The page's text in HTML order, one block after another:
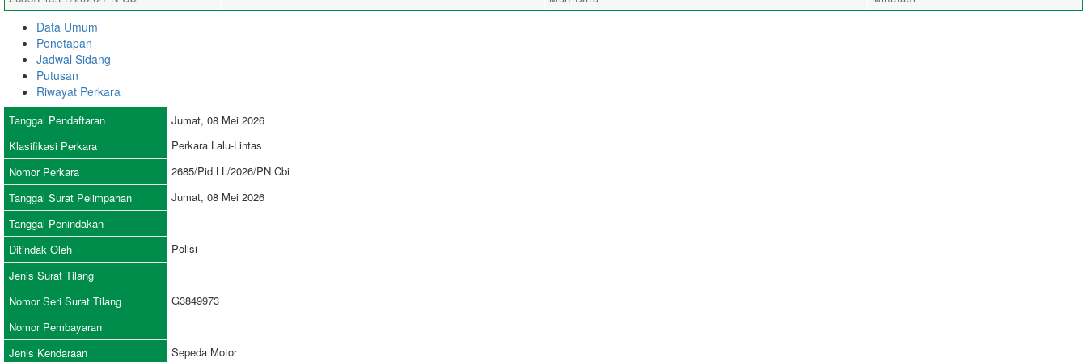
Data Umum
Penetapan
Jadwal Sidang
Putusan
Riwayat Perkara
Tanggal Pendaftaran
Jumat, 08 Mei 2026
Klasifikasi Perkara
Perkara Lalu-Lintas
Nomor Perkara
2685/Pid.LL/2026/PN Cbi
Tanggal Surat Pelimpahan
Jumat, 08 Mei 2026
Tanggal Penindakan
Ditindak Oleh
Polisi
Jenis Surat Tilang
Nomor Seri Surat Tilang
G3849973
Nomor Pembayaran
Jenis Kendaraan
Sepeda Motor